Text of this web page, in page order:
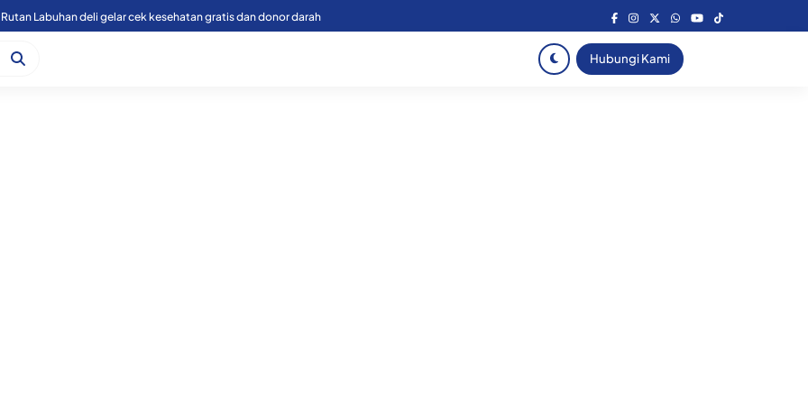
Rutan Labuhan deli gelar cek kesehatan gratis dan donor darah
Hubungi Kami